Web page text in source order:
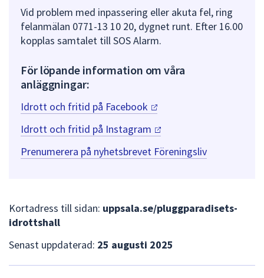
Vid problem med inpassering eller akuta fel, ring
felanmälan 0771-13 10 20, dygnet runt. Efter 16.00
kopplas samtalet till SOS Alarm.
För löpande information om våra
anläggningar:
Idrott och fritid på Facebook
Idrott och fritid på Instagram
Prenumerera på nyhetsbrevet Föreningsliv
Kortadress till sidan: uppsala.se/pluggparadisets-
idrottshall
Senast uppdaterad: 25 augusti 2025